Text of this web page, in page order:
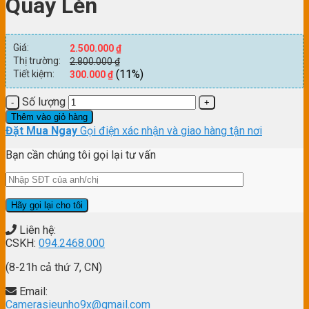
Quay Lén
Giá: 2.500.000₫
Thị trường:
2.800.000₫
Tiết kiệm:
300.000₫ (11%)
Số lượng
Thêm vào giỏ hàng
Đặt Mua Ngay Gọi điện xác nhận và giao hàng tận nơi
Bạn cần chúng tôi gọi lại tư vấn
Liên hệ:
CSKH: 094.2468.000
(8-21h cả thứ 7, CN)
Email:
Camerasieunho9x@gmail.com